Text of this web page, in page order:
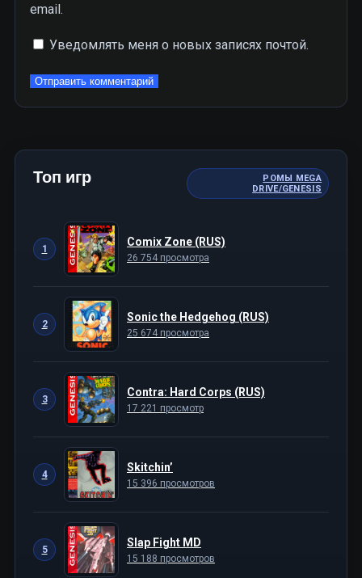
email.
Уведомлять меня о новых записях почтой.
Топ игр
РОМЫ MEGA
DRIVE/GENESIS
1
Comix Zone (RUS)
26 754 просмотра
2
Sonic the Hedgehog (RUS)
25 674 просмотра
3
Contra: Hard Corps (RUS)
17 221 просмотр
4
Skitchin’
15 396 просмотров
5
Slap Fight MD
15 188 просмотров